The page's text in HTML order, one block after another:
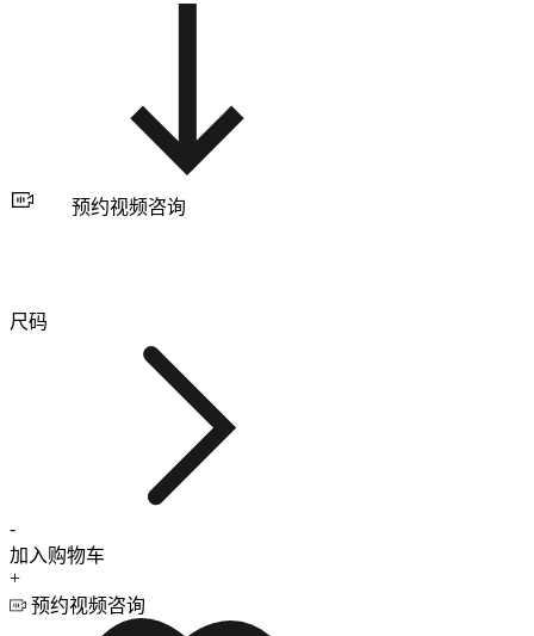
预约视频咨询
尺码
-
加入购物车
+
预约视频咨询